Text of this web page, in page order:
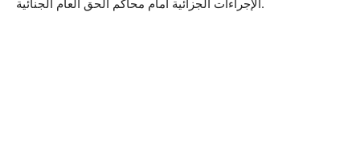
الإجراءات الجزائية أمام محاكم الحق العام الجنائية.